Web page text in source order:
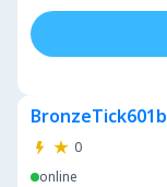
BronzeTick601b
0
online